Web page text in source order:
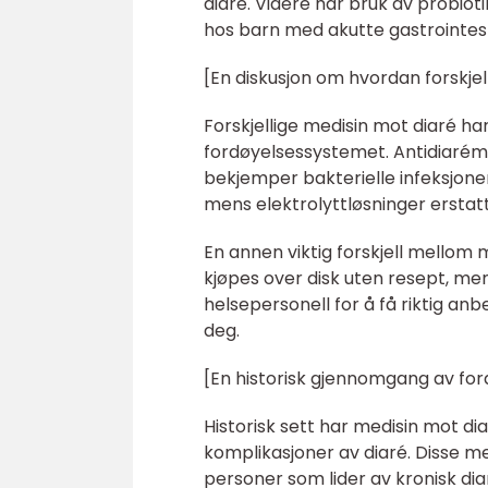
hos barn med akutte
[En diskusjon om hvordan
Forskjellige medisin mot diaré
fordøyelsessystemet.
bekjemper bakterielle
mens elektrolyttløsninger
En annen viktig forskjell mellom
kjøpes over disk uten resept,
helsepersonell for å få riktig
deg.
[En historisk gjennomgang av
Historisk sett har medisin mot
komplikasjoner av diaré. Disse
personer som lider av kronisk